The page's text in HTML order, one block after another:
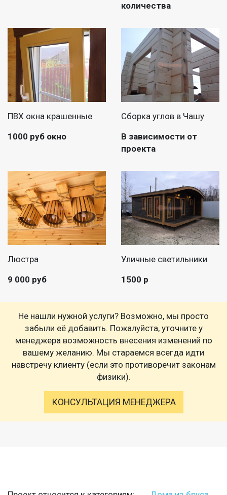
количества
ПВХ окна крашенные
1000 руб окно
Сборка углов в Чашу
В зависимости от
проекта
Люстра
9 000 руб
Уличные светильники
1500 р
Не нашли нужной услуги? Возможно, мы просто
забыли её добавить. Пожалуйста, уточните у
менеджера возможность внесения изменений по
вашему желанию. Мы стараемся всегда идти
навстречу клиенту (если это противоречит законам
физики).
КОНСУЛЬТАЦИЯ МЕНЕДЖЕРА